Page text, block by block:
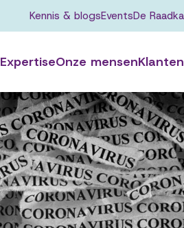
Kennis & blogsEventsDe
ExpertiseOnze mensen